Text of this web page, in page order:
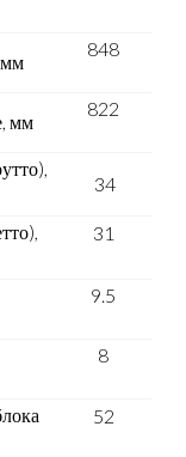
848
мм
822
34
31
9.5
8
52